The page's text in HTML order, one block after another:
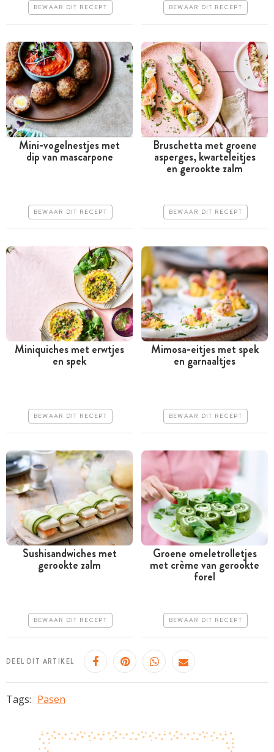
BEWAAR DIT RECEPT Erg makkelijk
BEWAAR DIT RECEPT
Tussen 30 minuten en 1
Mini-vogelnestjes met
dip van mascarpone
BEWAAR DIT RECEPT
Minder dan 30 minuten
Erg makkelijk
Bruschetta met groene
asperges, kwarteleitjes
en gerookte zalm
BEWAAR DIT RECEPT
Tussen 30 minuten en 1
Miniquiches met erwtjes
en spek
BEWAAR DIT RECEPT
Minder dan 30 minuten
Erg makkelijk
Mimosa-eitjes met spek
en garnaaltjes
BEWAAR DIT RECEPT
Minder dan 30 minuten
Erg makkelijk
Sushisandwiches met
gerookte zalm
BEWAAR DIT RECEPT
Minder dan 30 minuten
Erg makkelijk
Groene omeletrolletjes
met crème van gerookte
forel
BEWAAR DIT RECEPT
DEEL DIT ARTIKEL
Tags: Pasen